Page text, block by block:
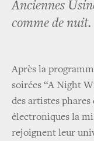
Anciennes
comme de nuit.
Après la
soirées “A Night
des artistes phares
électroniques la
rejoignent leur